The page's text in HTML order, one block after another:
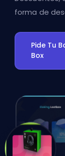
forma de
Pide Tu
Box